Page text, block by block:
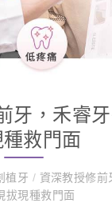
牙，禾睿
救門面
植牙 / 資深教授修前
拔現種救門面